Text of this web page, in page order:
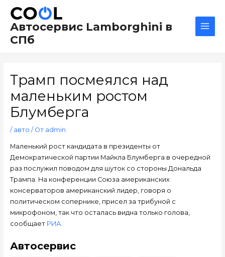
содержимому
Автосервис Lamborghini в
СПб
Трамп посмеялся над
маленьким ростом
Блумберга
/ авто / От admin
Маленький рост кандидата в президенты от
Демократической партии Майкла Блумберга в очередной
раз послужил поводом для шуток со стороны Дональда
Трампа. На конференции Союза американских
консерваторов американский лидер, говоря о
политическом сопернике, присел за трибуной с
микрофоном, так что осталась видна только голова,
сообщаетРИА.
Автосервис
по
записям